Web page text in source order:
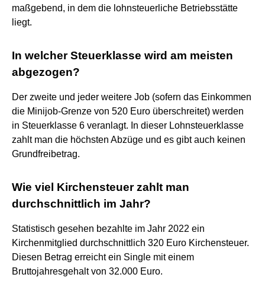
maßgebend, in dem die lohnsteuerliche Betriebsstätte
liegt.
In welcher Steuerklasse wird am meisten
abgezogen?
Der zweite und jeder weitere Job (sofern das Einkommen
die Minijob-Grenze von 520 Euro überschreitet) werden
in Steuerklasse 6 veranlagt. In dieser Lohnsteuerklasse
zahlt man die höchsten Abzüge und es gibt auch keinen
Grundfreibetrag.
Wie viel Kirchensteuer zahlt man
durchschnittlich im Jahr?
Statistisch gesehen bezahlte im Jahr 2022 ein
Kirchenmitglied durchschnittlich 320 Euro Kirchensteuer.
Diesen Betrag erreicht ein Single mit einem
Bruttojahresgehalt von 32.000 Euro.